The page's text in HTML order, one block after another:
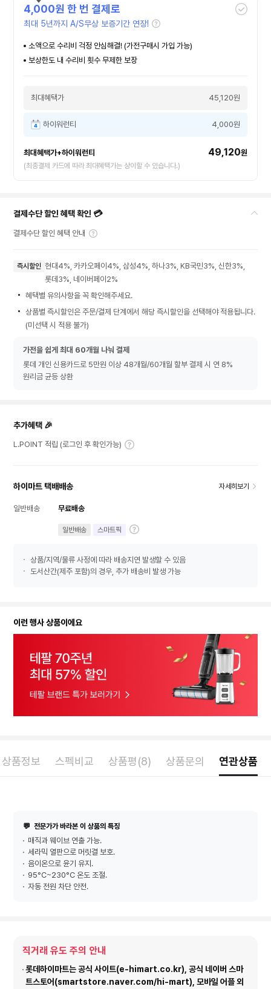
4,000원 한 번 결제로
최대 5년까지 A/S무상 보증기간 연장!
소액으로 수리비 걱정 안심해결! (가전구매시 가입 가능)
보상한도 내 수리비 횟수 무제한 보장
최대혜택가 45,120원
하이워런티 4,000원
최대혜택가+하이워런티 49,120원
(최종결제 카드에 따라 최대혜택가는 상이할 수 있습니다.)
결제수단 할인 혜택 확인 💳
결제수단 할인 혜택 안내
즉시할인 현대4%, 카카오페이4%, 삼성4%, 하나3%, KB국민3%, 신한3%,
롯데3%, 네이버페이2%
혜택별 유의사항을 꼭 확인해주세요.
상품별 즉시할인은 주문/결제 단계에서 해당 즉시할인을 선택해야 적용됩니다.
(미선택 시 적용 불가)
가전을 쉽게 최대 60개월 나눠 결제
롯데 개인 신용카드로 5만원 이상 48개월/60개월 할부 결제 시 연 8%
원리금 균등 상환
추가혜택 🎉
L.POINT 적립 (로그인 후 확인가능)
하이마트 택배배송 자세히보기
일반배송 무료배송
일반배송 스마트픽
상품/지역/물류 사정에 따라 배송지연 발생할 수 있음
도서산간(제주 포함)의 경우, 추가 배송비 발생 가능
이런 행사 상품이에요
상품정보 스펙비교 상품평(8) 상품문의 연관상품
💬 전문가가 바라본 이 상품의 특징
매직과 웨이브 연출 가능.
세라믹 열판으로 머릿결 보호.
음이온으로 윤기 유지.
95°C~230°C 온도 조절.
자동 전원 차단 안전.
직거래 유도 주의 안내
롯데하이마트는 공식 사이트(e-himart.co.kr), 공식 네이버 스마
트스토어(smartstore.naver.com/hi-mart), 모바일 어플 외